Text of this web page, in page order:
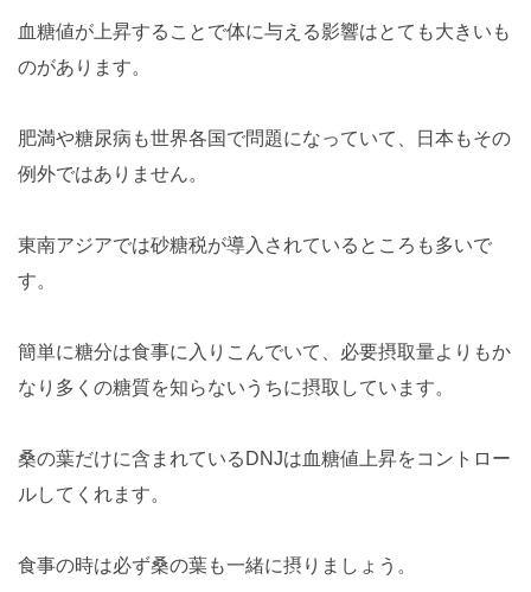
血糖値が上昇することで体に与える影響はとても大きいも
のがあります。
肥満や糖尿病も世界各国で問題になっていて、日本もその
例外ではありません。
東南アジアでは砂糖税が導入されているところも多いで
す。
簡単に糖分は食事に入りこんでいて、必要摂取量よりもか
なり多くの糖質を知らないうちに摂取しています。
桑の葉だけに含まれているDNJは血糖値上昇をコントロー
ルしてくれます。
食事の時は必ず桑の葉も一緒に摂りましょう。